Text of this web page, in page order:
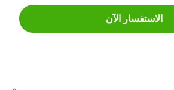
الاستفسار الآن